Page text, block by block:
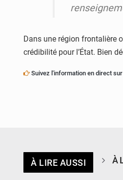
Dans une région frontalière
crédibilité pour l’État. Bien
Suivez l'information en direct
À LIRE AUSSI À